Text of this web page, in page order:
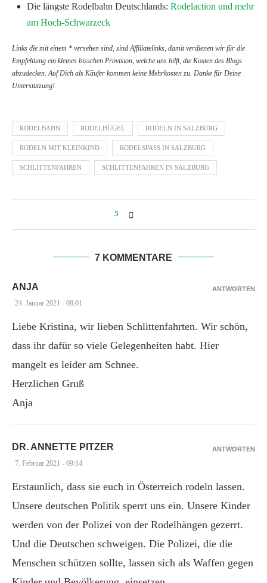
Die längste Rodelbahn Deutschlands: Rodelaction und mehr
am Hoch-Schwarzeck
Links die mit einem * versehen sind, sind Affiliatelinks, damit verdienen wir für die
Empfehlung ein kleines bisschen Provision, welche uns hilft, die Kosten des Blogs
abzudecken. Auf Dich als Käufer kommen keine Mehrkosten zu. Danke für Deine
Unterstützung!
RODELBAHN RODELHÜGEL RODELN IN SALZBURG
RODELN MIT KLEINKIND RODELSPASS IN SALZBURG
SCHLITTENFAHREN SCHLITTENFAHREN IN SALZBURG
5
7 KOMMENTARE
ANJA
24. Januar 2021 - 08:01
Liebe Kristina, wir lieben Schlittenfahrten. Wir schön,
dass ihr dafür so viele Gelegenheiten habt. Hier
mangelt es leider am Schnee.
Herzlichen Gruß
Anja
ANTWORTEN
DR. ANNETTE PITZER
7. Februar 2021 - 09:14
Erstaunlich, dass sie euch in Österreich rodeln lassen.
Unsere deutschen Politik sperrt uns ein. Unsere Kinder
werden von der Polizei von der Rodelhängen gezerrt.
Und die Deutschen schweigen. Die Polizei, die die
Menschen schützen sollte, lassen sich als Waffen gegen
ANTWORTEN